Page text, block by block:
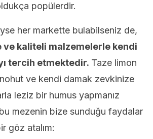
popülerdir.
her markette bulabilseniz de,
ve kaliteli malzemelerle kendi
tercih etmektedir. Taze limon
ve kendi damak zevkinize
leziz bir humus yapmanız
mezenin bize sunduğu faydalar
göz atalım: